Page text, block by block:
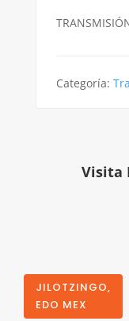
Categoría:
Visita
JILOTZINGO,
EDO MEX